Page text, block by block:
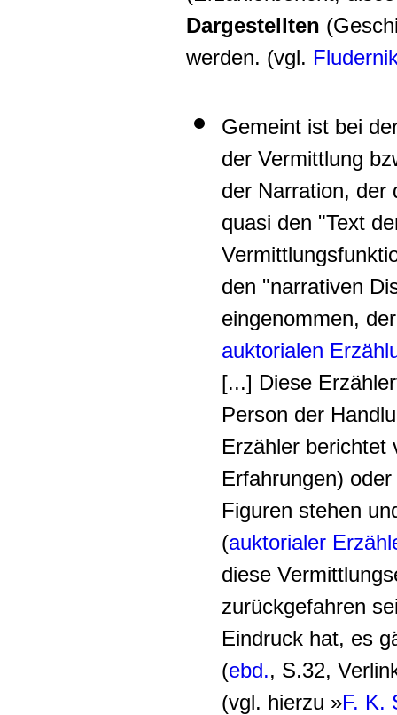
Dargestellten
werden. (vgl.
Gemeint ist bei
der Vermittlung
der Narration, der
quasi den "Text
den "narrativen
eingenommen,
auktorialen
[...] Diese
Person der
Erzähler berichtet
Erfahrungen)
Figuren stehen
(auktorialer
diese
zurückgefahren
Eindruck hat, es
(ebd., S.32,
(vgl. hierzu »F. K.